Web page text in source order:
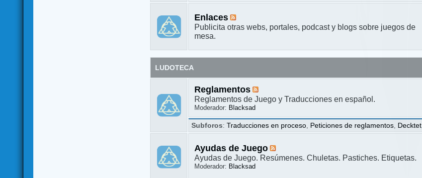
Enlaces
Publicita otras webs, portales, podcast y blogs sobre juegos de
mesa.
LUDOTECA
Reglamentos
Reglamentos de Juego y Traducciones en español.
Moderador: Blacksad
Subforos:Traducciones en proceso Peticiones de reglamentos Decktet
Ayudas de Juego
Ayudas de Juego. Resúmenes. Chuletas. Pastiches. Etiquetas.
Moderador: Blacksad